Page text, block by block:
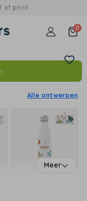
of print
0
Alle ontwerpen
Meer